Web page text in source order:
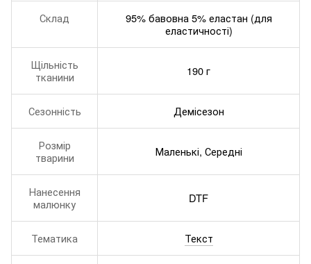
Склад
95% бавовна 5% еластан (для
еластичності)
Щільність
тканини
190 г
Сезонність Демісезон
Розмір
тварини
Маленькі, Середні
Нанесення
малюнку
DTF
Тематика Текст